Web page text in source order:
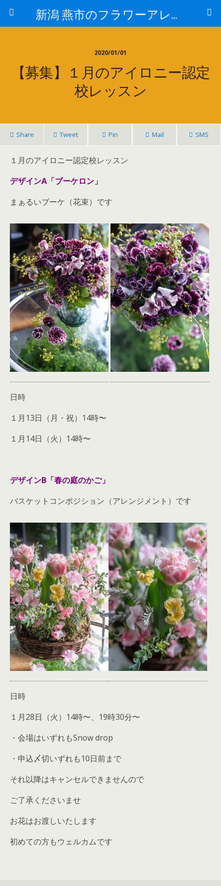
新潟 燕市のフラワーアレンジメント教室・オーダー専門のアトリエ花屋 スノードロップ
2020/01/01
【募集】１月のアイロニー認定
校レッスン
Share Tweet Pin Mail SMS
１月のアイロニー認定校レッスン
デザインA「ブーケロン」
まぁるいブーケ（花束）です
日時
１月13日（月・祝）14時〜
１月14日（火）14時〜
デザインB「春の庭のかご」
バスケットコンポジション（アレンジメント）です
日時
１月28日（火）14時〜、19時30分〜
・会場はいずれもSnow drop
・申込〆切いずれも10日前まで
それ以降はキャンセルできませんので
ご了承くださいませ
お花はお渡しいたします
初めての方もウェルカムです